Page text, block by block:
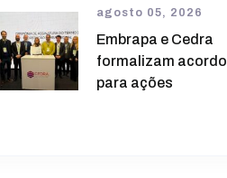
agosto 05, 2026
Embrapa e Cedra
formalizam acordo
para ações